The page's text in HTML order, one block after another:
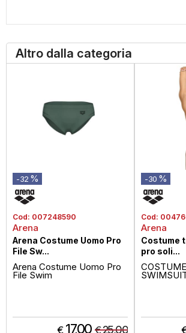
Altro dalla categoria
-32 %
Cod: 007248590
Arena
Arena Costume Uomo Pro
File Sw...
Arena Costume Uomo Pro
File Swim
€ 17,00 €25,00
-30 %
Cod:
Arena
Costume
pro soli...